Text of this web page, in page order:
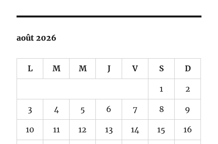
août 2026
L M M J V S D
1 2
3 4 5 6 7 8 9
10 11 12 13 14 15 16